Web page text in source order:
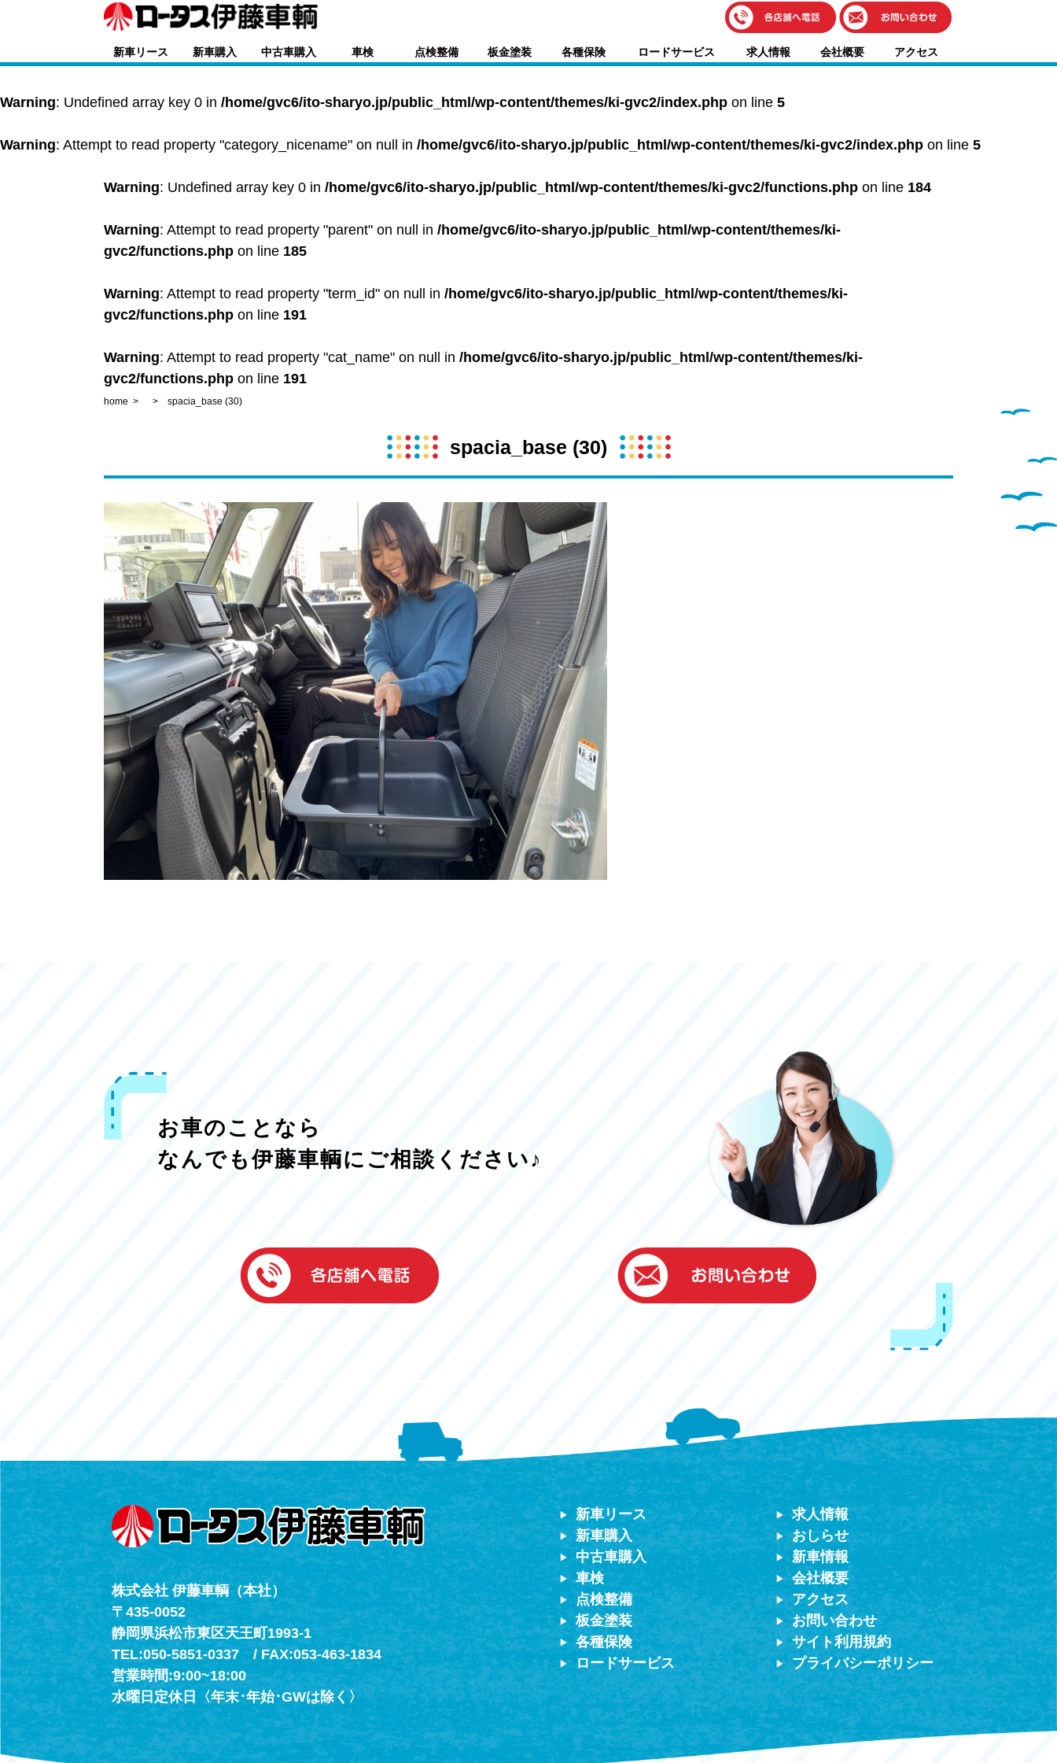
伊藤車輌（本社）
050-5851-0337
050-5851-0338
レスキューセンター
（年中無休24h対応）
新車リース 新車購入 中古車購入 車検 点検整備 板金塗装 各種保険 ロードサービス 求人情報 会社概要 アクセス
Warning: Undefined array key 0 in /home/gvc6/ito-sharyo.jp/public_html/wp-content/themes/ki-gvc2/index.php on line 5
Warning: Attempt to read property "category_nicename" on null in /home/gvc6/ito-sharyo.jp/public_html/wp-content/themes/ki-gvc2/index.php on line 5
Warning: Undefined array key 0 in /home/gvc6/ito-sharyo.jp/public_html/wp-content/themes/ki-gvc2/functions.php on line 184
Warning: Attempt to read property "parent" on null in /home/gvc6/ito-sharyo.jp/public_html/wp-content/themes/ki-
gvc2/functions.php on line 185
Warning: Attempt to read property "term_id" on null in /home/gvc6/ito-sharyo.jp/public_html/wp-content/themes/ki-
gvc2/functions.php on line 191
Warning: Attempt to read property "cat_name" on null in /home/gvc6/ito-sharyo.jp/public_html/wp-content/themes/ki-
gvc2/functions.php on line 191
home spacia_base (30)
spacia_base (30)
お車のことなら
なんでも伊藤車輌にご相談ください♪
伊藤車輌（本社）
050-5851-0337
株式会社 伊藤車輌（本社）
〒435-0052
静岡県浜松市東区天王町1993-1
TEL:050-5851-0337 / FAX:053-463-1834
営業時間:9:00~18:00
水曜日定休日〈年末･年始･GWは除く〉
新車リース
新車購入
中古車購入
車検
点検整備
板金塗装
各種保険
ロードサービス
求人情報
おしらせ
新車情報
会社概要
アクセス
お問い合わせ
サイト利用規約
プライバシーポリシー